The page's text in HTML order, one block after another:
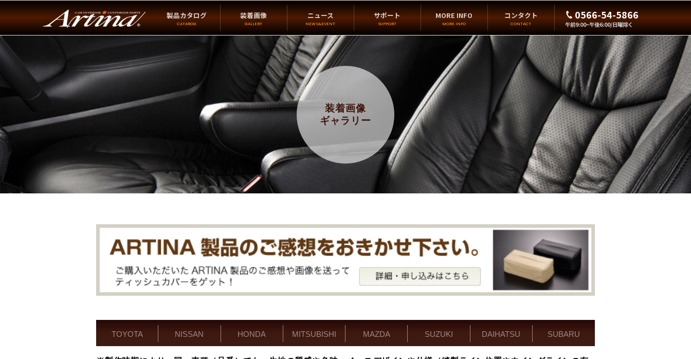
製品カタログ
CATAROG
装着画像
GALLERY
ニュース
NEWS&EVENT
サポート
SUPPORT
MORE INFO
MORE INFO
コンタクト
CONTACT
0566-54-5866
午前9:00~午後6:00/日曜除く
装着画像
ギャラリー
TOYOTA NISSAN HONDA MITSUBISHI MAZDA SUZUKI DAIHATSU SUBARU